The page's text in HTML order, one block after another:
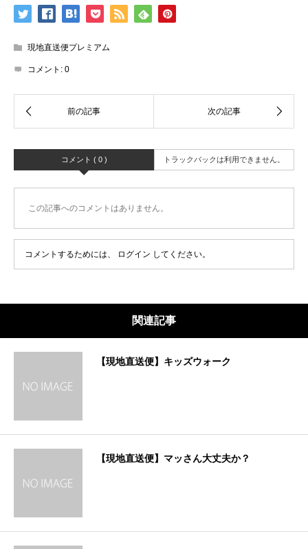
現地直送便プレミアム
コメント: 0
コメント ( 0 ) トラックバックは利用できません。
この記事へのコメントはありません。
コメントするためには、 ログイン してください。
関連記事
【現地直送便】キッズウォーク
【現地直送便】マッさん大丈夫か？